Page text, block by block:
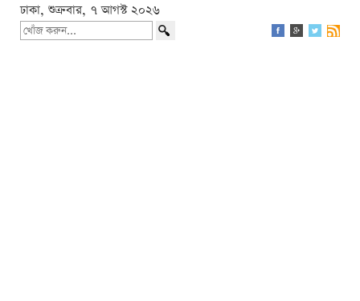
ঢাকা, শুক্রবার, ৭ আগস্ট ২০২৬